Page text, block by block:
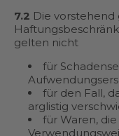
7.2 Die
gelten nicht
für
für den Fall,
arglistig
für Waren,